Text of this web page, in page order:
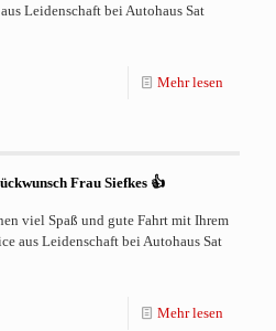
Leidenschaft bei Autohaus Sat
Mehr lesen
Frau Siefkes 👍
viel Spaß und gute Fahrt mit Ihrem
aus Leidenschaft bei Autohaus Sat
Mehr lesen